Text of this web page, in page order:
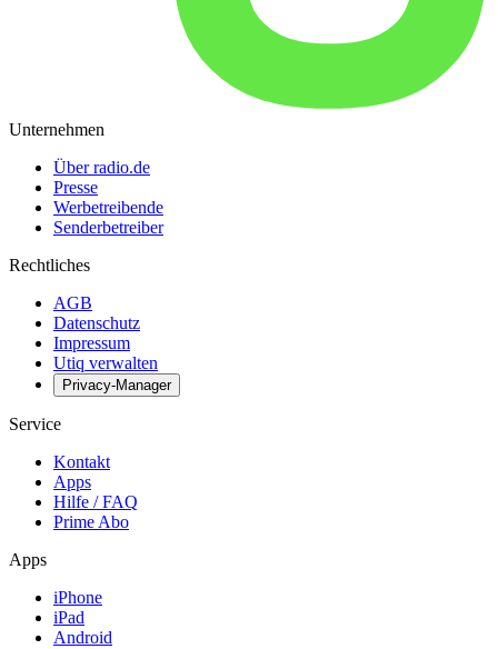
Unternehmen
Über radio.de
Presse
Werbetreibende
Senderbetreiber
Rechtliches
AGB
Datenschutz
Impressum
Utiq verwalten
Privacy-Manager
Service
Kontakt
Apps
Hilfe / FAQ
Prime Abo
Apps
iPhone
iPad
Android